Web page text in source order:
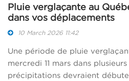
Pluie verglaçante au
dans vos déplacements
10 March 2026 11:42
Une période de pluie
mercredi 11 mars dans
précipitations devraient